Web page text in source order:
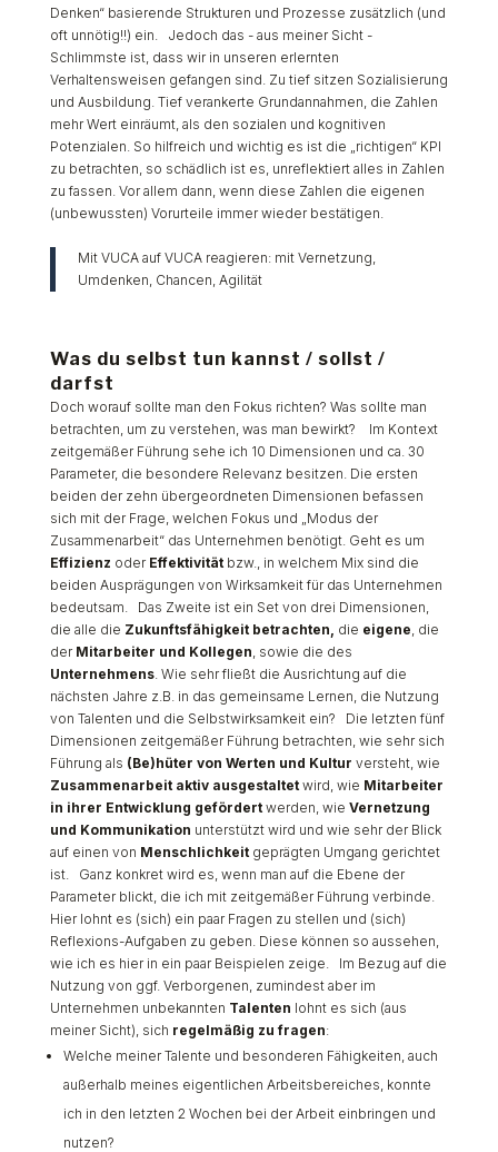
Denken“ basierende Strukturen und Prozesse zusätzlich (und
oft unnötig!!) ein. Jedoch das - aus meiner Sicht -
Schlimmste ist, dass wir in unseren erlernten
Verhaltensweisen gefangen sind. Zu tief sitzen Sozialisierung
und Ausbildung. Tief verankerte Grundannahmen, die Zahlen
mehr Wert einräumt, als den sozialen und kognitiven
Potenzialen. So hilfreich und wichtig es ist die „richtigen“ KPI
zu betrachten, so schädlich ist es, unreflektiert alles in Zahlen
zu fassen. Vor allem dann, wenn diese Zahlen die eigenen
(unbewussten) Vorurteile immer wieder bestätigen.
Mit VUCA auf VUCA reagieren: mit Vernetzung,
Umdenken, Chancen, Agilität
Was du selbst tun kannst / sollst /
darfst
Doch worauf sollte man den Fokus richten? Was sollte man
betrachten, um zu verstehen, was man bewirkt?
Im Kontext
zeitgemäßer Führung sehe ich 10 Dimensionen und ca. 30
Parameter, die besondere Relevanz besitzen. Die ersten
beiden der zehn übergeordneten Dimensionen befassen
sich mit der Frage, welchen Fokus und „Modus der
Zusammenarbeit“ das Unternehmen benötigt. Geht es um
Effizienz oder Effektivitätbzw., in welchem Mix sind die
beiden Ausprägungen von Wirksamkeit für das Unternehmen
bedeutsam. Das Zweite ist ein Set von drei Dimensionen,
die alle die Zukunftsfähigkeit betrachten, die eigene, die
der Mitarbeiter und Kollegen, sowie die des
Unternehmens. Wie sehr fließt die Ausrichtung auf die
nächsten Jahre z.B. in das gemeinsame Lernen, die Nutzung
von Talenten und die Selbstwirksamkeit ein? Die letzten fünf
Dimensionen zeitgemäßer Führung betrachten, wie sehr sich
Führung als (Be)hüter von Werten und Kultur versteht, wie
Zusammenarbeit aktiv ausgestaltetwird, wie Mitarbeiter
in ihrer Entwicklung gefördertwerden, wie Vernetzung
und Kommunikation unterstützt wird und wie sehr der Blick
auf einen von Menschlichkeitgeprägten Umgang gerichtet
ist. Ganz konkret wird es, wenn man auf die Ebene der
Parameter blickt, die ich mit zeitgemäßer Führung verbinde.
Hier lohnt es (sich) ein paar Fragen zu stellen und (sich)
Reflexions-Aufgaben zu geben. Diese können so aussehen,
wie ich es hier in ein paar Beispielen zeige. Im Bezug auf die
Nutzung von ggf. Verborgenen, zumindest aber im
Unternehmen unbekannten Talenten lohnt es sich (aus
meiner Sicht), sich regelmäßig zu fragen:
Welche meiner Talente und besonderen Fähigkeiten, auch
außerhalb meines eigentlichen Arbeitsbereiches, konnte
ich in den letzten 2 Wochen bei der Arbeit einbringen und
nutzen?